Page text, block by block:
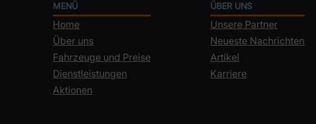
MENÜ
Home
Über uns
Fahrzeuge und Preise
Dienstleistungen
Aktionen
ÜBER UNS
Unsere Partner
Neueste Nachrichten
Artikel
Karriere